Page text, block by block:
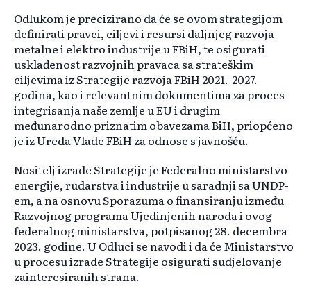
Odlukom je precizirano da će se ovom strategijom
definirati pravci, ciljevi i resursi daljnjeg razvoja
metalne i elektro industrije u FBiH, te osigurati
usklađenost razvojnih pravaca sa strateškim
ciljevima iz Strategije razvoja FBiH 2021.-2027.
godina, kao i relevantnim dokumentima za proces
integrisanja naše zemlje u EU i drugim
međunarodno priznatim obavezama BiH, priopćeno
je iz Ureda Vlade FBiH za odnose s javnošću.
Nositelj izrade Strategije je Federalno ministarstvo
energije, rudarstva i industrije u saradnji sa UNDP-
em, a na osnovu Sporazuma o finansiranju između
Razvojnog programa Ujedinjenih naroda i ovog
federalnog ministarstva, potpisanog 28. decembra
2023. godine. U Odluci se navodi i da će Ministarstvo
u procesu izrade Strategije osigurati sudjelovanje
zainteresiranih strana.